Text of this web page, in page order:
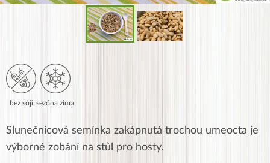
bez sóji sezóna zima
Slunečnicová semínka zakápnutá trochou umeocta je
výborné zobání na stůl pro hosty.